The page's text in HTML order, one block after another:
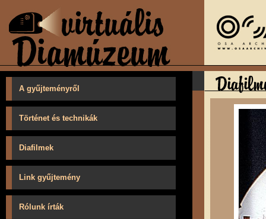
A gyűjteményről
Történet és technikák
Diafilmek
Link gyűjtemény
Rólunk írták